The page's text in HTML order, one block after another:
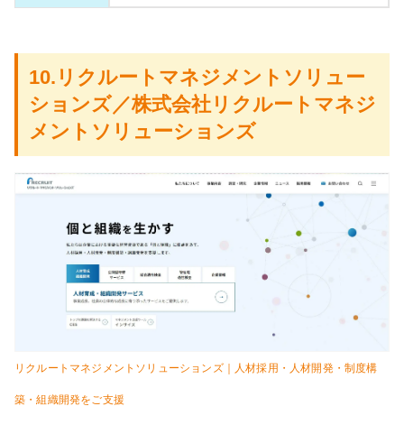
10.リクルートマネジメントソリュー
ションズ／株式会社リクルートマネジ
メントソリューションズ
リクルートマネジメントソリューションズ｜人材採用・人材開発・制度構
築・組織開発をご支援